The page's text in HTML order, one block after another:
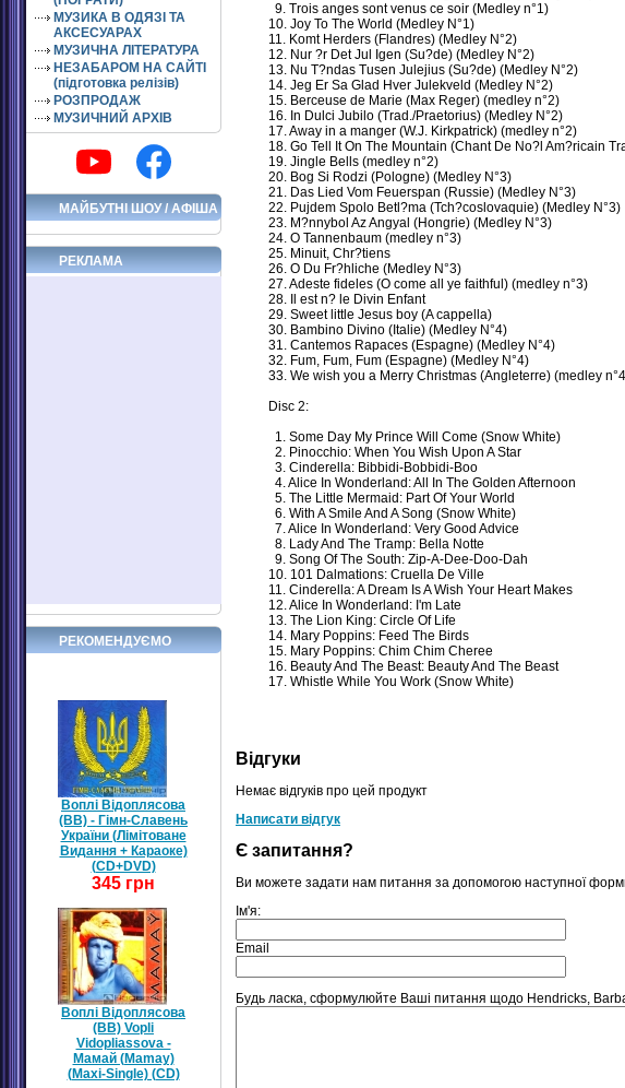
МУЗИКА В ОДЯЗІ ТА
АКСЕСУАРАХ
МУЗИЧНА ЛІТЕРАТУРА
НЕЗАБАРОМ НА САЙТІ
(підготовка релізів)
РОЗПРОДАЖ
МУЗИЧНИЙ АРХІВ
МАЙБУТНІ ШОУ / АФІША
РЕКЛАМА
РЕКОМЕНДУЄМО
Воплі Відоплясова
(ВВ) - Гімн-Славень
України (Лімітоване
Видання + Караоке)
(CD+DVD)
345 грн
Воплі Відоплясова
(ВВ) Vopli
Vidopliassova -
Мамай (Mamay)
(Maxi-Single) (CD)
9. Trois anges sont venus ce soir (Medley n°1)
10. Joy To The World (Medley N°1)
11. Komt Herders (Flandres) (Medley N°2)
12. Nur ?r Det Jul Igen (Su?de) (Medley N°2)
13. Nu T?ndas Tusen Julejius (Su?de) (Medley N°2)
14. Jeg Er Sa Glad Hver Julekveld (Medley N°2)
15. Berceuse de Marie (Max Reger) (medley n°2)
16. In Dulci Jubilo (Trad./Praetorius) (Medley N°2)
17. Away in a manger (W.J. Kirkpatrick) (medley n°2)
18. Go Tell It On The Mountain (Chant De No?l Am?ricain
19. Jingle Bells (medley n°2)
20. Bog Si Rodzi (Pologne) (Medley N°3)
21. Das Lied Vom Feuerspan (Russie) (Medley N°3)
22. Pujdem Spolo Betl?ma (Tch?coslovaquie) (Medley N°3)
23. M?nnybol Az Angyal (Hongrie) (Medley N°3)
24. O Tannenbaum (medley n°3)
25. Minuit, Chr?tiens
26. O Du Fr?hliche (Medley N°3)
27. Adeste fideles (O come all ye faithful) (medley n°3)
28. Il est n? le Divin Enfant
29. Sweet little Jesus boy (A cappella)
30. Bambino Divino (Italie) (Medley N°4)
31. Cantemos Rapaces (Espagne) (Medley N°4)
32. Fum, Fum, Fum (Espagne) (Medley N°4)
33. We wish you a Merry Christmas (Angleterre) (medley
Disc 2:
1. Some Day My Prince Will Come (Snow White)
2. Pinocchio: When You Wish Upon A Star
3. Cinderella: Bibbidi-Bobbidi-Boo
4. Alice In Wonderland: All In The Golden Afternoon
5. The Little Mermaid: Part Of Your World
6. With A Smile And A Song (Snow White)
7. Alice In Wonderland: Very Good Advice
8. Lady And The Tramp: Bella Notte
9. Song Of The South: Zip-A-Dee-Doo-Dah
10. 101 Dalmations: Cruella De Ville
11. Cinderella: A Dream Is A Wish Your Heart Makes
12. Alice In Wonderland: I'm Late
13. The Lion King: Circle Of Life
14. Mary Poppins: Feed The Birds
15. Mary Poppins: Chim Chim Cheree
16. Beauty And The Beast: Beauty And The Beast
17. Whistle While You Work (Snow White)
Відгуки
Немає відгуків про цей продукт
Написати відгук
Є запитання?
Ви можете задати нам питання за допомогою наступної
Ім'я:
Email
Будь ласка, сформулюйте Ваші питання щодо Hendricks,